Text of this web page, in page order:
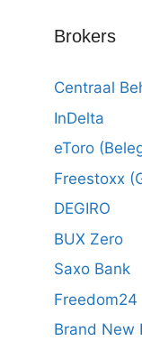
Brokers
Centraal
InDelta
eToro
Freestoxx
DEGIRO
BUX Zero
Saxo Bank
Freedom24
Brand New